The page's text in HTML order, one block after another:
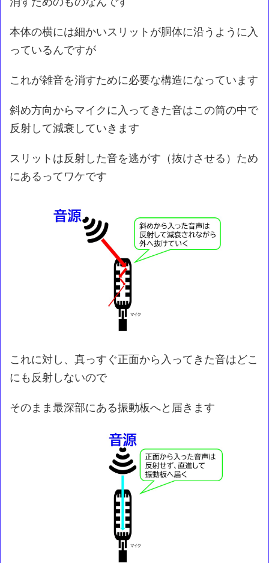
本体の横には細かいスリットが胴体に沿うように入
っているんですが
これが雑音を消すために必要な構造になっています
斜め方向からマイクに入ってきた音はこの筒の中で
反射して減衰していきます
スリットは反射した音を逃がす（抜けさせる）ため
にあるってワケです
これに対し、真っすぐ正面から入ってきた音はどこ
にも反射しないので
そのまま最深部にある振動板へと届きます